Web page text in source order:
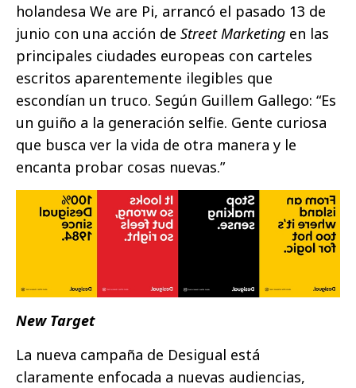
holandesa We are Pi, arrancó el pasado 13 de
junio con una acción de Street Marketing en las
principales ciudades europeas con carteles
escritos aparentemente ilegibles que
escondían un truco. Según Guillem Gallego: “Es
un guiño a la generación selfie. Gente curiosa
que busca ver la vida de otra manera y le
encanta probar cosas nuevas.”
New Target
La nueva campaña de Desigual está
claramente enfocada a nuevas audiencias,